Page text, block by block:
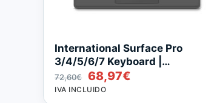
International Surface Pro
3/4/5/6/7 Keyboard |
Reacondicionado
72,60€
El
precio
68,97€
IVA INCLUIDO